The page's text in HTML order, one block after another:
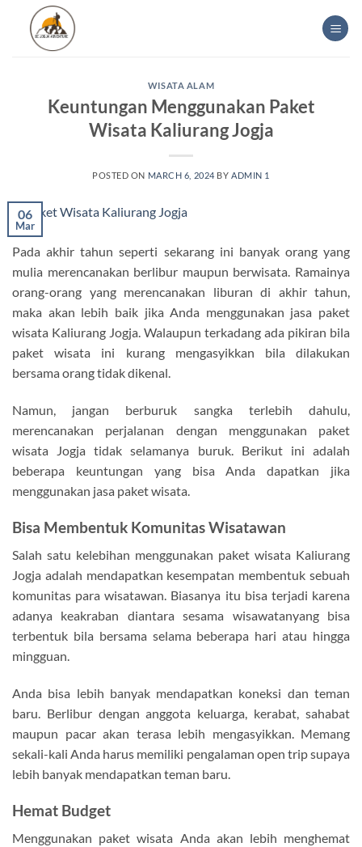
content
WISATA ALAM
Keuntungan Menggunakan Paket
Wisata Kaliurang Jogja
POSTED ON MARCH 6, 2024 BY ADMIN 1
06
Mar
Pada akhir tahun seperti sekarang ini banyak orang yang
mulia merencanakan berlibur maupun berwisata. Ramainya
orang-orang yang merencanakan liburan di akhir tahun,
maka akan lebih baik jika Anda menggunakan jasa paket
wisata Kaliurang Jogja. Walaupun terkadang ada pikiran bila
paket wisata ini kurang mengasyikkan bila dilakukan
bersama orang tidak dikenal.
Namun, jangan berburuk sangka terlebih dahulu,
merencanakan perjalanan dengan menggunakan paket
wisata Jogja tidak selamanya buruk. Berikut ini adalah
beberapa keuntungan yang bisa Anda dapatkan jika
menggunakan jasa paket wisata.
Bisa Membentuk Komunitas Wisatawan
Salah satu kelebihan menggunakan paket wisata Kaliurang
Jogja adalah mendapatkan kesempatan membentuk sebuah
komunitas para wisatawan. Biasanya itu bisa terjadi karena
adanya keakraban diantara sesama wisawatanyang bisa
terbentuk bila bersama selama beberapa hari atau hingga
mingguan.
Anda bisa lebih banyak mendapatkan koneksi dan teman
baru. Berlibur dengan anggota keluarga, kerabat, sahabat
maupun pacar akan terasa lebih mengasyikkan. Memang
sekali-kali Anda harus memiliki pengalaman open trip supaya
lebih banyak mendapatkan teman baru.
Hemat Budget
Menggunakan paket wisata Anda akan lebih menghemat